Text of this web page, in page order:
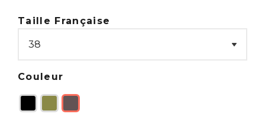
Taille Française
Couleur